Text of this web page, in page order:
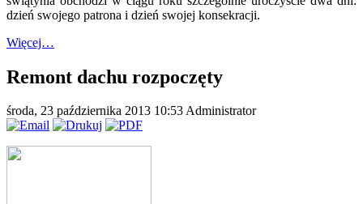
dzień swojego patrona i dzień swojej konsekracji.
Więcej…
Remont dachu rozpoczęty
środa, 23 października 2013 10:53Administrator